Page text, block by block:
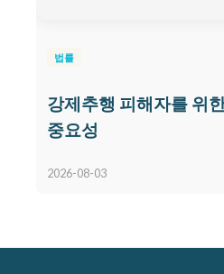
법률
강제추행 피해자를 위
중요성
2026-08-03